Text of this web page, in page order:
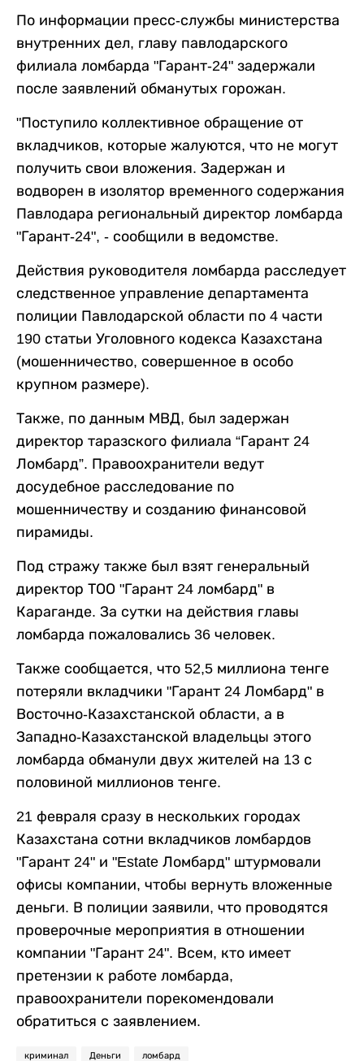
По информации пресс-службы министерства
внутренних дел, главу павлодарского
филиала ломбарда "Гарант-24" задержали
после заявлений обманутых горожан.
"Поступило коллективное обращение от
вкладчиков, которые жалуются, что не могут
получить свои вложения. Задержан и
водворен в изолятор временного содержания
Павлодара региональный директор ломбарда
"Гарант-24", - сообщили в ведомстве.
Действия руководителя ломбарда расследует
следственное управление департамента
полиции Павлодарской области по 4 части
190 статьи Уголовного кодекса Казахстана
(мошенничество, совершенное в особо
крупном размере).
Также, по данным МВД, был задержан
директор таразского филиала “Гарант 24
Ломбард”. Правоохранители ведут
досудебное расследование по
мошенничеству и созданию финансовой
пирамиды.
Под стражу также был взят генеральный
директор ТОО "Гарант 24 ломбард" в
Караганде. За сутки на действия главы
ломбарда пожаловались 36 человек.
Также сообщается, что 52,5 миллиона тенге
потеряли вкладчики "Гарант 24 Ломбард" в
Восточно-Казахстанской области, а в
Западно-Казахстанской владельцы этого
ломбарда обманули двух жителей на 13 с
половиной миллионов тенге.
21 февраля сразу в нескольких городах
Казахстана сотни вкладчиков ломбардов
"Гарант 24" и "Estate Ломбард" штурмовали
офисы компании, чтобы вернуть вложенные
деньги. В полиции заявили, что проводятся
проверочные мероприятия в отношении
компании "Гарант 24". Всем, кто имеет
претензии к работе ломбарда,
правоохранители порекомендовали
обратиться с заявлением.
криминал Деньги ломбард